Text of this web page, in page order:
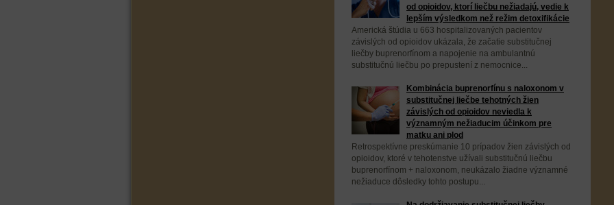
od opioidov, ktorí liečbu nežiadajú, vedie k
lepším výsledkom než režim detoxifikácie
Americká štúdia u 663 hospitalizovaných pacientov
závislých od opioidov ukázala, že začatie substitučnej
liečby buprenorfínom a napojenie na ambulantnú
substitučnú liečbu po prepustení z nemocnice...
Kombinácia buprenorfínu s naloxonom v
substitučnej liečbe tehotných žien
závislých od opioidov neviedla k
významným nežiaducim účinkom pre
matku ani plod
Retrospektívne preskúmanie 10 prípadov žien závislých od
opioidov, ktoré v tehotenstve užívali substitučnú liečbu
buprenorfínom + naloxonom, neukázalo žiadne významné
nežiaduce dôsledky tohto postupu...